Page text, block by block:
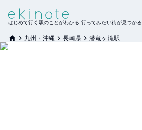
はじめて行く駅のことがわかる 行ってみたい街が見つかる
九州・沖縄 長崎県 潜竜ヶ滝駅